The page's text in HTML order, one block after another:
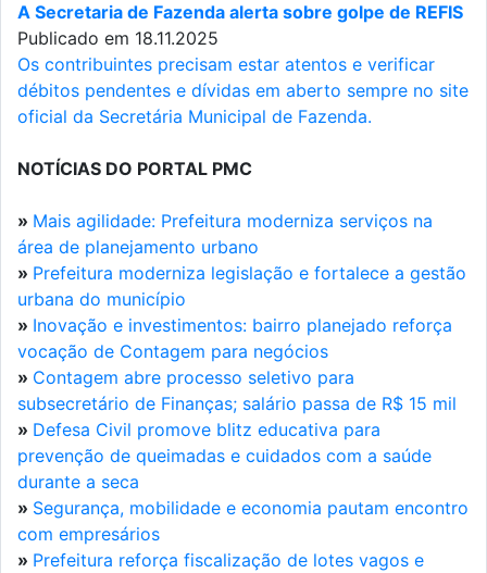
A Secretaria de Fazenda alerta sobre golpe de REFIS
Publicado em 18.11.2025
Os contribuintes precisam estar atentos e verificar
débitos pendentes e dívidas em aberto sempre no site
oficial da Secretária Municipal de Fazenda.
NOTÍCIAS DO PORTAL PMC
» Mais agilidade: Prefeitura moderniza serviços na
área de planejamento urbano
» Prefeitura moderniza legislação e fortalece a gestão
urbana do município
» Inovação e investimentos: bairro planejado reforça
vocação de Contagem para negócios
» Contagem abre processo seletivo para
subsecretário de Finanças; salário passa de R$ 15 mil
» Defesa Civil promove blitz educativa para
prevenção de queimadas e cuidados com a saúde
durante a seca
» Segurança, mobilidade e economia pautam encontro
com empresários
» Prefeitura reforça fiscalização de lotes vagos e